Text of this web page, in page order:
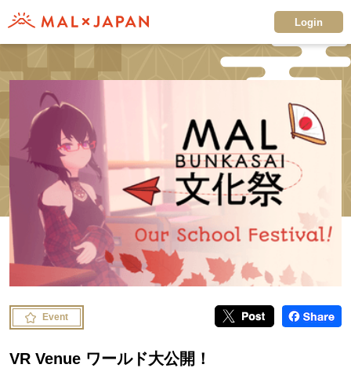
Login
Event
VR Venue ワールド大公開！